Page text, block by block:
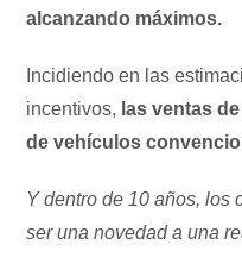
alcanzando máximos.
Incidiendo en las
incentivos, las ventas
de vehículos
Y dentro de 10 años, los
ser una novedad a una